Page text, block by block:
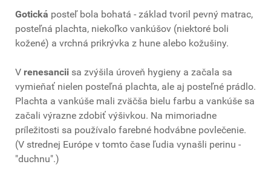
Gotická posteľ bola bohatá - základ tvoril pevný matrac,
posteľná plachta, niekoľko vankúšov (niektoré boli
kožené) a vrchná prikrývka z hune alebo kožušiny.
V renesancii sa zvýšila úroveň hygieny a začala sa
vymieňať nielen posteľná plachta, ale aj posteľné prádlo.
Plachta a vankúše mali zväčša bielu farbu a vankúše sa
začali výrazne zdobiť výšivkou. Na mimoriadne
príležitosti sa používalo farebné hodvábne povlečenie.
(V strednej Európe v tomto čase ľudia vynašli perinu -
"duchnu".)